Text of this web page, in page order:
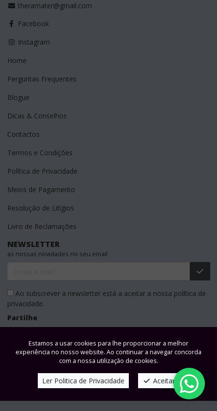
Estamos a usar cookies para lhe proporcionar a melhor
experiência no nosso website. Ao continuar a navegar concorda
com a nossa utilização de cookies.
Ler Politica de Privacidade Aceitar
theramater@gmail.com
Facebook
Instagram
Home
Perguntas Frequentes
Blogue
Dicas & Conselhos
Contactos
Termos e Condições
Política de Privacidade
Meios de Pagamento
Resolução de Litígios
Livro de Reclamações
NEWSLETTER
as nossas novidades no seu email
Ao subscrever a newsletter está a aceitar a nossa política de
privacidade.
Partilhe
© Teresa Maria Martinho Meneses | Powered bywindbyinternet